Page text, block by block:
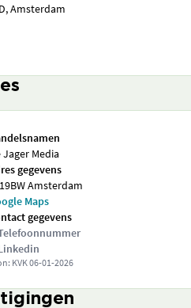
Amsterdam
Jager Media
gegevens
Amsterdam
Maps
gegevens
KVK06-01-2026